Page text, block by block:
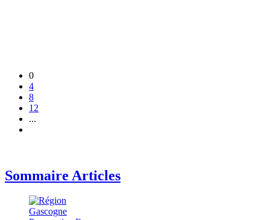
0
4
8
12
...
Sommaire Articles